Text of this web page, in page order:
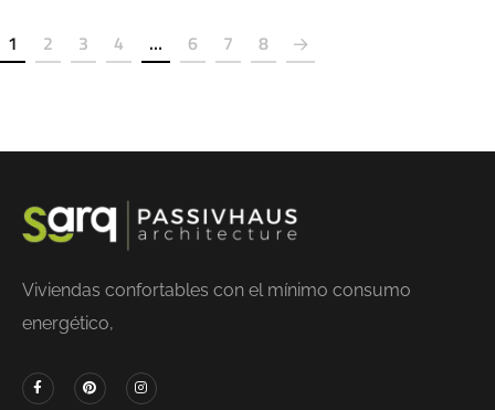
1 2 3 4 … 6 7 8
Viviendas confortables con el mínimo consumo
energético,